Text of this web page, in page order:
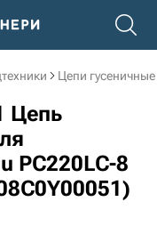
Цепи гусеничные
Цепь
PC220LC-8